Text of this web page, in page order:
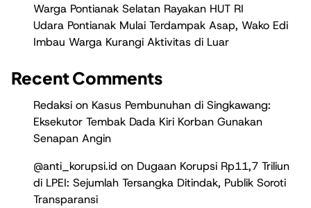
Warga Pontianak Selatan Rayakan HUT RI
Udara Pontianak Mulai Terdampak Asap, Wako Edi
Imbau Warga Kurangi Aktivitas di Luar
Recent Comments
Redaksi on Kasus Pembunuhan di Singkawang:
Eksekutor Tembak Dada Kiri Korban Gunakan
Senapan Angin
@anti_korupsi.id on Dugaan Korupsi Rp11,7 Triliun
di LPEI: Sejumlah Tersangka Ditindak, Publik Soroti
Transparansi